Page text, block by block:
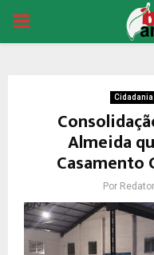
PRIMARY
Cidadania
Almeida
Casamento
Por Redator